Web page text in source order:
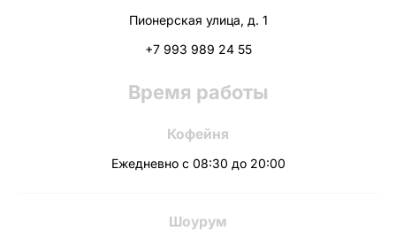
Пионерская улица, д. 1
+7 993 989 24 55
Время работы
Кофейня
Ежедневно с 08:30 до 20:00
Шоурум